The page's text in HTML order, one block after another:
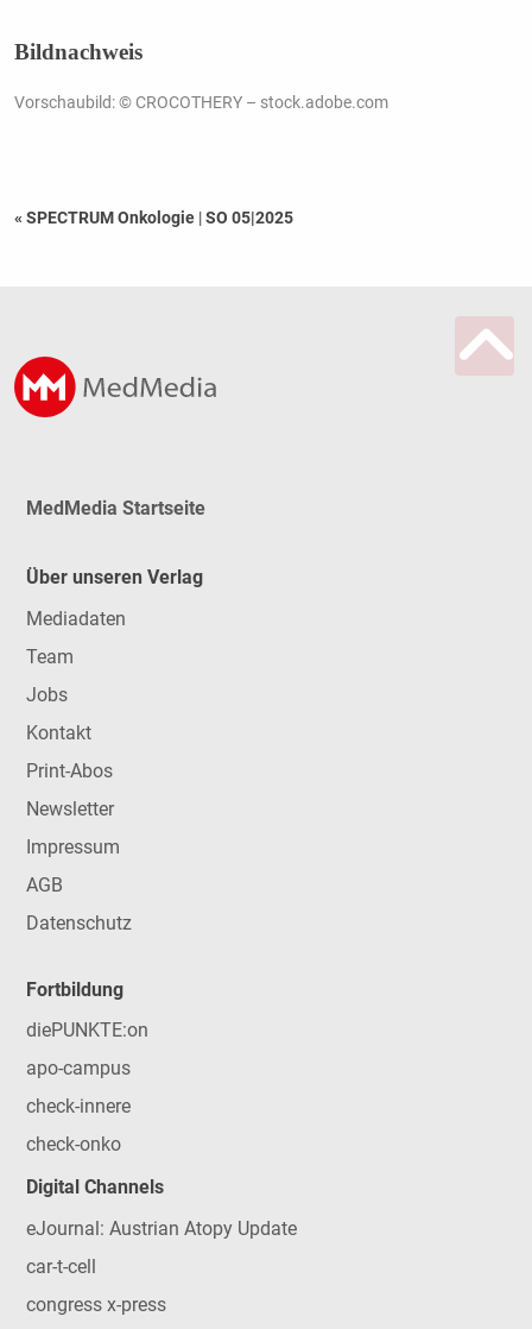
Bildnachweis
Vorschaubild: © CROCOTHERY – stock.adobe.com
« SPECTRUM Onkologie |SO 05|2025
MedMedia Startseite
Über unseren Verlag
Mediadaten
Team
Jobs
Kontakt
Print-Abos
Newsletter
Impressum
AGB
Datenschutz
Fortbildung
diePUNKTE:on
apo-campus
check-innere
check-onko
Digital Channels
eJournal: Austrian Atopy Update
car-t-cell
congress x-press